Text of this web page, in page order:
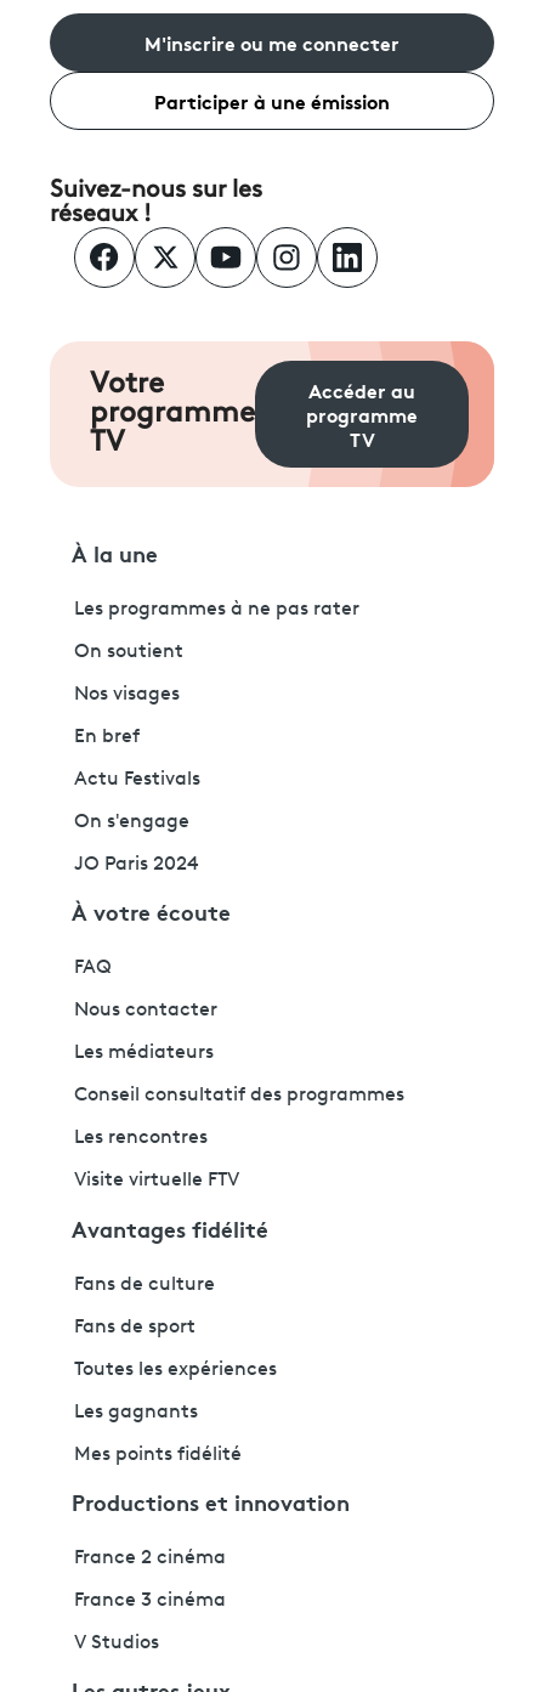
M'inscrire ou me connecter
Participer à une émission
Suivez-nous sur les
réseaux !
Votre
programme
TV
Accéder au
programme
TV
À la une
Les programmes à ne pas rater
On soutient
Nos visages
En bref
Actu Festivals
On s'engage
JO Paris 2024
À votre écoute
FAQ
Nous contacter
Les médiateurs
Conseil consultatif des programmes
Les rencontres
Visite virtuelle FTV
Avantages fidélité
Fans de culture
Fans de sport
Toutes les expériences
Les gagnants
Mes points fidélité
Productions et innovation
France 2 cinéma
France 3 cinéma
V Studios